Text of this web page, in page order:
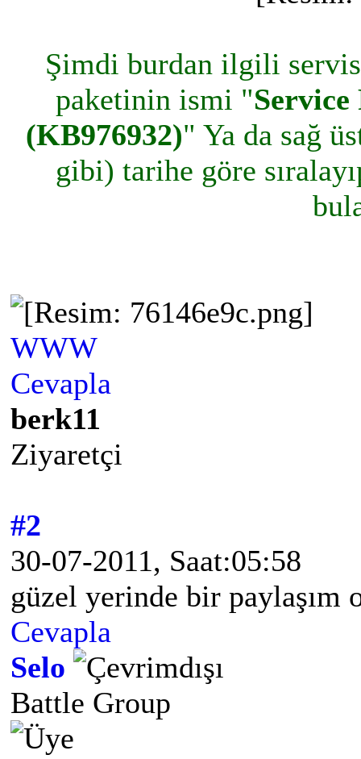
Şimdi burdan ilgili
paketinin ismi "
(KB976932)" Ya da sağ
gibi) tarihe göre
WWW
Cevapla
berk11
Ziyaretçi
#2
30-07-2011, Saat:05:58
güzel yerinde bir paylaşım
Cevapla
Selo
Battle Group